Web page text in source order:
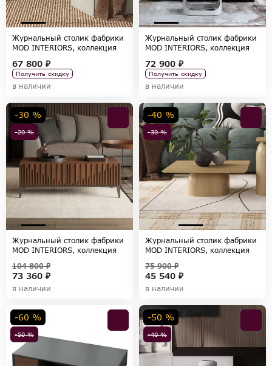
Журнальный столик фабрики
MOD INTERIORS, коллекция
67 800 ₽
Получить скидку
в наличии
Журнальный столик фабрики
MOD INTERIORS, коллекция
72 900 ₽
Получить скидку
в наличии
-20 %
-30 %
Журнальный столик фабрики
MOD INTERIORS, коллекция
73 360 ₽
104 800 ₽
в наличии
-30 %
-40 %
Журнальный столик фабрики
MOD INTERIORS, коллекция
45 540 ₽
75 900 ₽
в наличии
-50 %
-60 %
-40 %
-50 %